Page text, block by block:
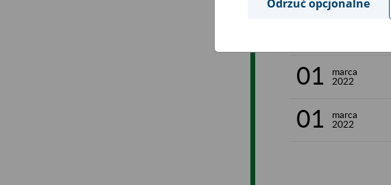
01
marca
2022
01
marca
2022
Odrzuć opcjonalne